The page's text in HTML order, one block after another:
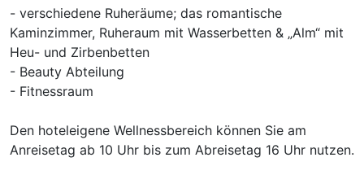
Zusatznächte
Für 7 Tage
- verschiedene Ruheräume; das romantische
Kaminzimmer, Ruheraum mit Wasserbetten & „Alm“ mit
Heu- und Zirbenbetten
- Beauty Abteilung
- Fitnessraum
Den hoteleigene Wellnessbereich können Sie am
Anreisetag ab 10 Uhr bis zum Abreisetag 16 Uhr nutzen.